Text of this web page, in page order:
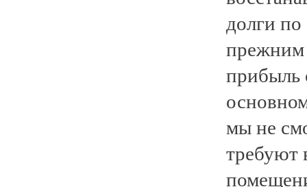
долги по
прежним
прибыль
мы не
требуют